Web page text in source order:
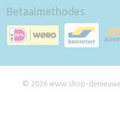
Betaalmethodes
© 2026 www.shop-